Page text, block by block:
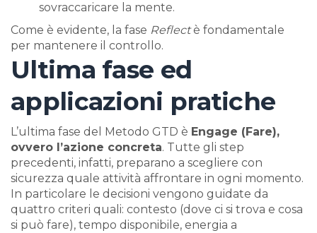
sovraccaricare la mente.
Come è evidente, la fase Reflectè fondamentale
per mantenere il controllo.
Ultima fase ed
applicazioni pratiche
L’ultima fase del Metodo GTD è Engage (Fare),
ovvero l’azione concreta. Tutte gli step
precedenti, infatti, preparano a scegliere con
sicurezza quale attività affrontare in ogni momento.
In particolare le decisioni vengono guidate da
quattro criteri quali: contesto (dove ci si trova e cosa
si può fare), tempo disponibile, energia a